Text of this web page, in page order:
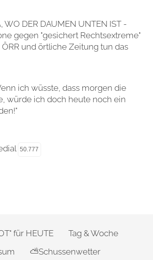
WO DER DAUMEN UNTEN IST -
gegen "gesichert Rechtsextreme"
und örtliche Zeitung tun das
ich wüsste, dass morgen die
würde ich doch heute noch ein
50.777
für HEUTE
Tag & Woche
⛅Schussenwetter